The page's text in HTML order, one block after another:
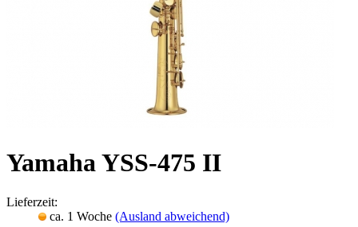
Yamaha YSS-475 II
Lieferzeit:
ca. 1 Woche (Ausland abweichend)